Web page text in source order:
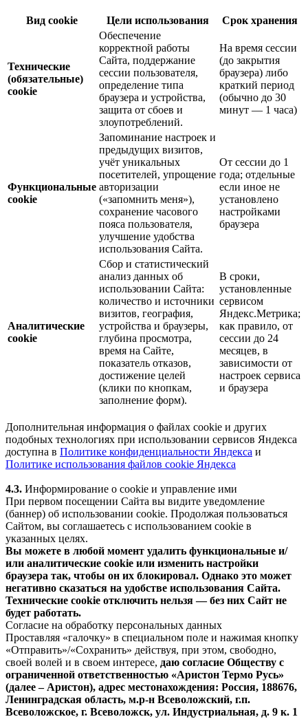
Вид cookie Цели использования Срок хранения
Технические
(обязательные)
cookie
Обеспечение
корректной работы
Сайта, поддержание
сессии пользователя,
определение типа
браузера и устройства,
защита от сбоев и
злоупотреблений.
На время сессии
(до закрытия
браузера) либо
краткий период
(обычно до 30
минут — 1 часа)
Функциональные
cookie
Запоминание настроек и
предыдущих визитов,
учёт уникальных
посетителей, упрощение
авторизации
(«запомнить меня»),
сохранение часового
пояса пользователя,
улучшение удобства
использования Сайта.
От сессии до 1
года; отдельные
если иное не
установлено
настройками
браузера
Аналитические
cookie
Сбор и статистический
анализ данных об
использовании Сайта:
количество и источники
визитов, география,
устройства и браузеры,
глубина просмотра,
время на Сайте,
показатель отказов,
достижение целей
(клики по кнопкам,
заполнение форм).
В сроки,
установленные
сервисом
Яндекс.Метрика;
как правило, от
сессии до 24
месяцев, в
зависимости от
настроек сервиса
и браузера
Дополнительная информация о файлах cookie и других
подобных технологиях при использовании сервисов Яндекса
доступна в Политике конфиденциальности Яндекса и
Политике использования файлов cookie Яндекса
4.3. Информирование о cookie и управление ими
При первом посещении Сайта вы видите уведомление
(баннер) об использовании cookie. Продолжая пользоваться
Сайтом, вы соглашаетесь с использованием cookie в
указанных целях.
Вы можете в любой момент удалить функциональные и/
или аналитические cookie или изменить настройки
браузера так, чтобы он их блокировал. Однако это может
негативно сказаться на удобстве использования Сайта.
Технические cookie отключить нельзя — без них Сайт не
будет работать.
Согласие на обработку персональных данных
Проставляя «галочку» в специальном поле и нажимая кнопку
«Отправить»/«Сохранить» действуя, при этом, свободно,
своей волей и в своем интересе, даю согласие Обществу с
ограниченной ответственностью «Аристон Термо Русь»
(далее – Аристон), адрес местонахождения: Россия, 188676,
Ленинградская область, м.р-н Всеволожский, г.п.
Всеволожское, г. Всеволожск, ул. Индустриальная, д. 9 к. 1